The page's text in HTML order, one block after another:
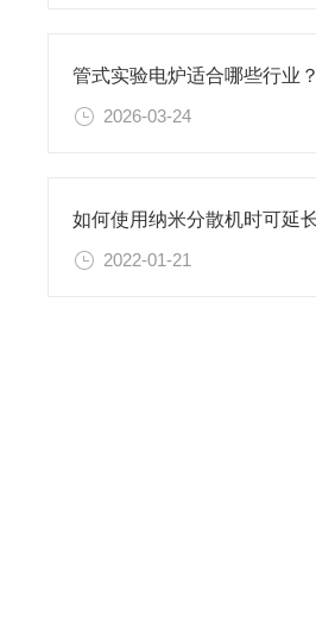
管式实验电炉适合哪些行业？
2026-03-24
2022-01-21